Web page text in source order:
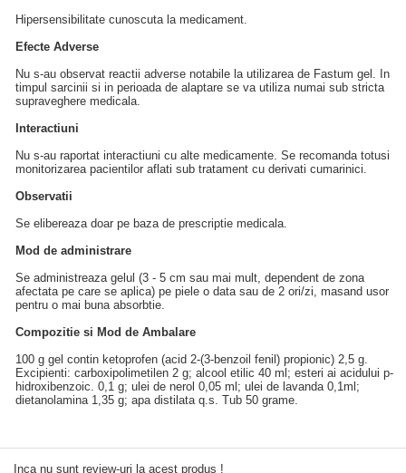
Hipersensibilitate cunoscuta la medicament.
Efecte Adverse
Nu s-au observat reactii adverse notabile la utilizarea de Fastum gel. In
timpul sarcinii si in perioada de alaptare se va utiliza numai sub stricta
supraveghere medicala.
Interactiuni
Nu s-au raportat interactiuni cu alte medicamente. Se recomanda totusi
monitorizarea pacientilor aflati sub tratament cu derivati cumarinici.
Observatii
Se elibereaza doar pe baza de prescriptie medicala.
Mod de administrare
Se administreaza gelul (3 - 5 cm sau mai mult, dependent de zona
afectata pe care se aplica) pe piele o data sau de 2 ori/zi, masand usor
pentru o mai buna absorbtie.
Compozitie si Mod de Ambalare
100 g gel contin ketoprofen (acid 2-(3-benzoil fenil) propionic) 2,5 g.
Excipienti: carboxipolimetilen 2 g; alcool etilic 40 ml; esteri ai acidului p-
hidroxibenzoic. 0,1 g; ulei de nerol 0,05 ml; ulei de lavanda 0,1ml;
dietanolamina 1,35 g; apa distilata q.s. Tub 50 grame.
Inca nu sunt review-uri la acest produs !